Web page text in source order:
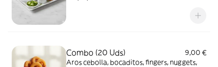
Combo (20 Uds)
9,00 €
Aros cebolla, bocaditos, fingers, nuggets,